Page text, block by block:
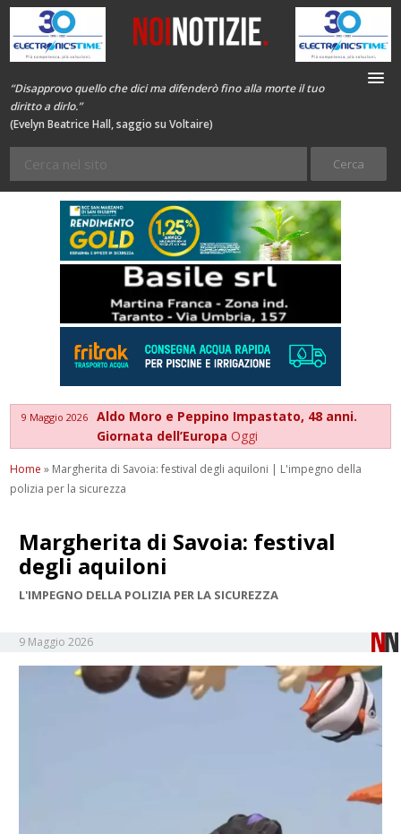
“Disapprovo quello che dici ma difenderò fino alla morte il tuo
diritto a dirlo.”
(Evelyn Beatrice Hall, saggio su Voltaire)
9 Maggio 2026
Aldo Moro e Peppino Impastato, 48 anni.
Giornata dell’EuropaOggi
Home » Margherita di Savoia: festival degli aquiloni | L'impegno della
polizia per la sicurezza
Margherita di Savoia: festival
degli aquiloni
L'IMPEGNO DELLA POLIZIA PER LA SICUREZZA
9 Maggio 2026